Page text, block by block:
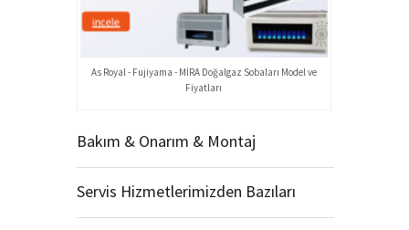
As Royal - Fujiyama - MİRA Doğalgaz Sobaları Model ve
Fiyatları
Bakım & Onarım & Montaj
Servis Hizmetlerimizden Bazıları